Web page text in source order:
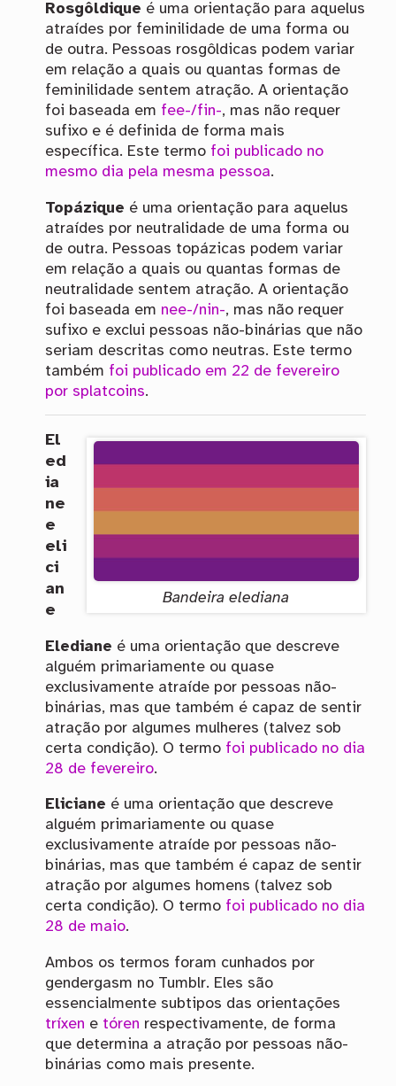
Rosgôldique é uma orientação para aquelus
atraídes por feminilidade de uma forma ou
de outra. Pessoas rosgôldicas podem variar
em relação a quais ou quantas formas de
feminilidade sentem atração. A orientação
foi baseada em fee-/fin-, mas não requer
sufixo e é definida de forma mais
específica. Este termo foi publicado no
mesmo dia pela mesma pessoa.
Topázique é uma orientação para aquelus
atraídes por neutralidade de uma forma ou
de outra. Pessoas topázicas podem variar
em relação a quais ou quantas formas de
neutralidade sentem atração. A orientação
foi baseada em nee-/nin-, mas não requer
sufixo e exclui pessoas não-binárias que não
seriam descritas como neutras. Este termo
também foi publicado em 22 de fevereiro
por splatcoins.
Bandeira elediana
El
ed
ia
ne
e
eli
ci
an
e
Elediane é uma orientação que descreve
alguém primariamente ou quase
exclusivamente atraíde por pessoas não-
binárias, mas que também é capaz de sentir
atração por algumes mulheres (talvez sob
certa condição). O termo foi publicado no dia
28 de fevereiro.
Eliciane é uma orientação que descreve
alguém primariamente ou quase
exclusivamente atraíde por pessoas não-
binárias, mas que também é capaz de sentir
atração por algumes homens (talvez sob
certa condição). O termo foi publicado no dia
28 de maio.
Ambos os termos foram cunhados por
gendergasm no Tumblr. Eles são
essencialmente subtipos das orientações
tríxen e tóren respectivamente, de forma
que determina a atração por pessoas não-
binárias como mais presente.